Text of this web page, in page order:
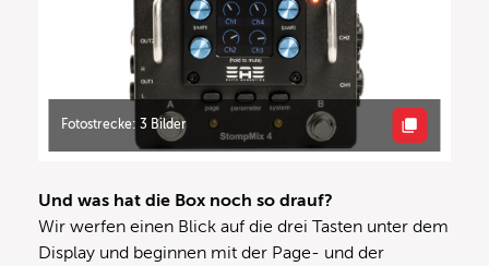
Fotostrecke: 3 Bilder
Und was hat die Box noch so drauf?
Wir werfen einen Blick auf die drei Tasten unter dem
Display und beginnen mit der Page- und der